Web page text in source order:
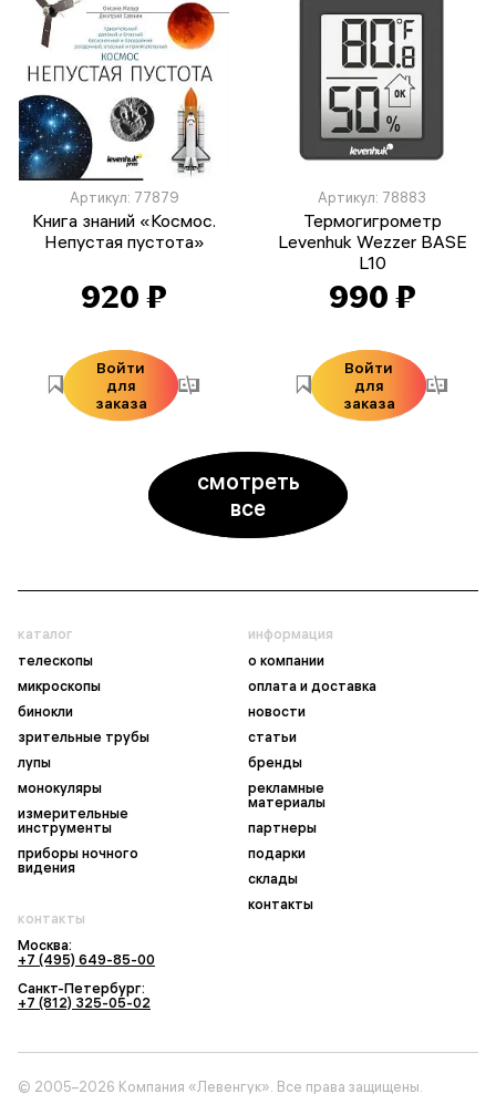
Артикул: 77879
Книга знаний «Космос.
Непустая пустота»
920 ₽
Войти
для
заказа
Артикул: 78883
Термогигрометр
Levenhuk Wezzer BASE
L10
990 ₽
Войти
для
заказа
смотреть
все
каталог
телескопы
микроскопы
бинокли
зрительные трубы
лупы
монокуляры
измерительные
инструменты
приборы ночного
видения
информация
о компании
оплата и доставка
новости
статьи
бренды
рекламные
материалы
партнеры
подарки
склады
контакты
контакты
Москва:
+7 (495) 649-85-00
Санкт-Петербург:
+7 (812) 325-05-02
© 2005–2026 Компания «Левенгук». Все права защищены.